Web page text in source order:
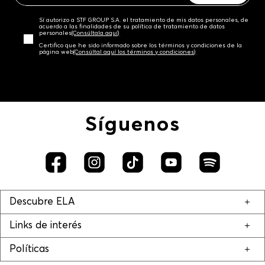
Sí autorizo a STF GROUP S.A. el tratamiento de mis datos personales, de
acuerdo a las finalidades de su política de tratamiento de datos
personales‎(Consúltala aquí)
Certifico que he sido informado sobre los términos y condiciones de la
página web‎(Consúltal aquí los términos y condiciones)
Síguenos
Descubre ELA
Links de interés
Políticas